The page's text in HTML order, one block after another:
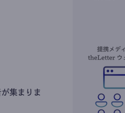
集まりま